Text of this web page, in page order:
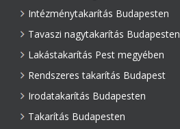
Intézménytakarítás Budapesten
Tavaszi nagytakarítás Budapesten
Lakástakarítás Pest megyében
Rendszeres takarítás Budapest
Irodatakarítás Budapesten
Takarítás Budapesten